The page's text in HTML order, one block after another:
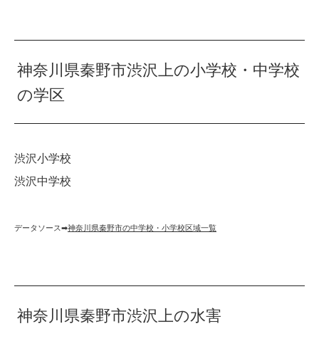
神奈川県秦野市渋沢上の小学校・中学校
の学区
渋沢小学校
渋沢中学校
データソース➡︎神奈川県秦野市の中学校・小学校区域一覧
神奈川県秦野市渋沢上の水害